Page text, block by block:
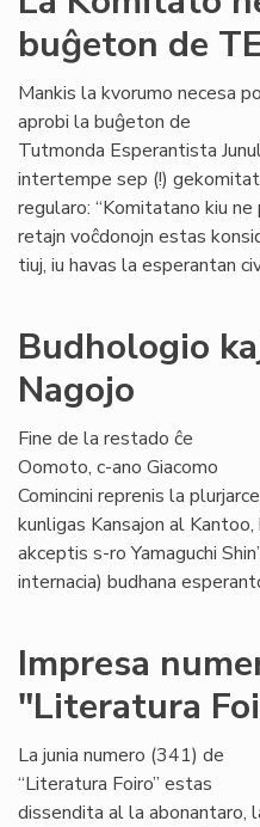
buĝeton de
Mankis la kvorumo necesa
aprobi la buĝeton de
Tutmonda Esperantista
intertempe sep (!)
regularo: “Komitatano kiu
retajn voĉdonojn estas
tiuj, iu havas la esperantan
Budhologio
Nagojo
Fine de la restado ĉe
Oomoto, c-ano Giacomo
Comincini reprenis la
kunligas Kansajon al
akceptis s-ro Yamaguchi
internacia) budhana
Impresa
"Literatura
La junia numero (341) de
“Literatura Foiro” estas
dissendita al la abonantaro,